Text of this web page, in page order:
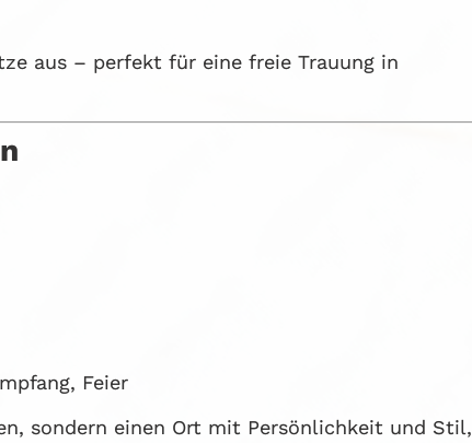
aus – perfekt für eine freie Trauung in
Feier
sondern einen Ort mit Persönlichkeit und Stil,